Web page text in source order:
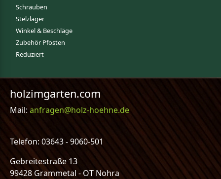
Schrauben
Stelzlager
Winkel & Beschläge
Zubehör Pfosten
Reduziert
holzimgarten.com
Mail:anfragen@holz-hoehne.de
Telefon: 03643 - 9060-501
Gebreitestraße 13
99428 Grammetal - OT Nohra